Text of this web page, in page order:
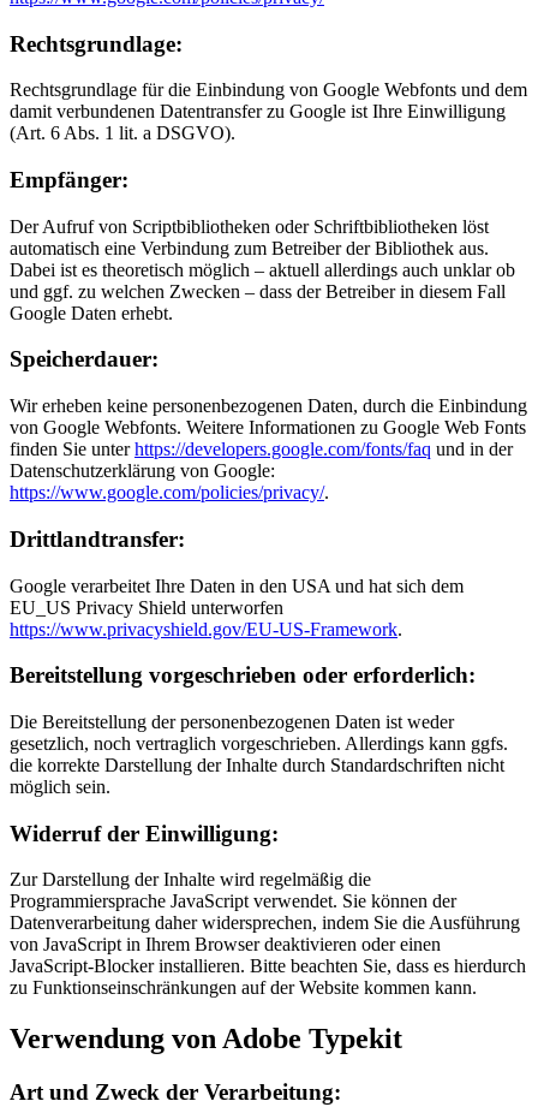
Rechtsgrundlage:
Rechtsgrundlage für die Einbindung von Google Webfonts und dem
damit verbundenen Datentransfer zu Google ist Ihre Einwilligung
(Art. 6 Abs. 1 lit. a DSGVO).
Empfänger:
Der Aufruf von Scriptbibliotheken oder Schriftbibliotheken löst
automatisch eine Verbindung zum Betreiber der Bibliothek aus.
Dabei ist es theoretisch möglich – aktuell allerdings auch unklar ob
und ggf. zu welchen Zwecken – dass der Betreiber in diesem Fall
Google Daten erhebt.
Speicherdauer:
Wir erheben keine personenbezogenen Daten, durch die Einbindung
von Google Webfonts. Weitere Informationen zu Google Web Fonts
finden Sie unterhttps://developers.google.com/fonts/faq und in der
Datenschutzerklärung von Google:
https://www.google.com/policies/privacy/.
Drittlandtransfer:
Google verarbeitet Ihre Daten in den USA und hat sich dem
EU_US Privacy Shield unterworfen
https://www.privacyshield.gov/EU-US-Framework.
Bereitstellung vorgeschrieben oder erforderlich:
Die Bereitstellung der personenbezogenen Daten ist weder
gesetzlich, noch vertraglich vorgeschrieben. Allerdings kann ggfs.
die korrekte Darstellung der Inhalte durch Standardschriften nicht
möglich sein.
Widerruf der Einwilligung:
Zur Darstellung der Inhalte wird regelmäßig die
Programmiersprache JavaScript verwendet. Sie können der
Datenverarbeitung daher widersprechen, indem Sie die Ausführung
von JavaScript in Ihrem Browser deaktivieren oder einen
JavaScript-Blocker installieren. Bitte beachten Sie, dass es hierdurch
zu Funktionseinschränkungen auf der Website kommen kann.
Verwendung von Adobe Typekit
Art und Zweck der Verarbeitung: